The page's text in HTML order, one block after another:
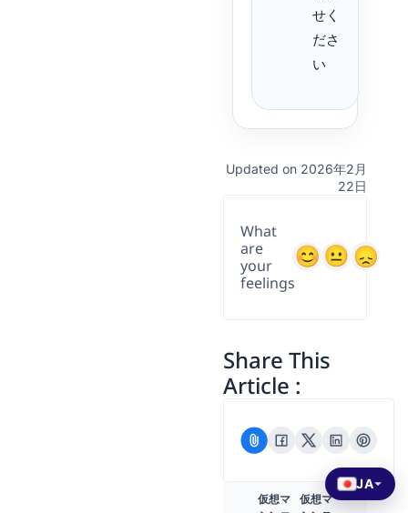
せく
ださ
い
Updated on 2026年2月
22日
What
are
your
feelings
Share This
Article :
仮想マ 仮想マ
JA